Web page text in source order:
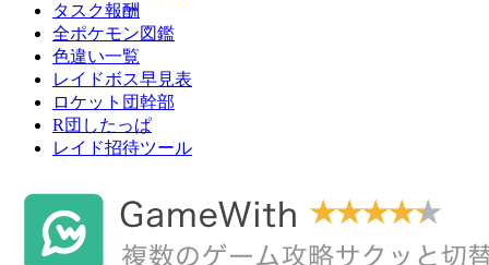
タスク報酬
全ポケモン図鑑
色違い一覧
レイドボス早見表
ロケット団幹部
R団したっぱ
レイド招待ツール